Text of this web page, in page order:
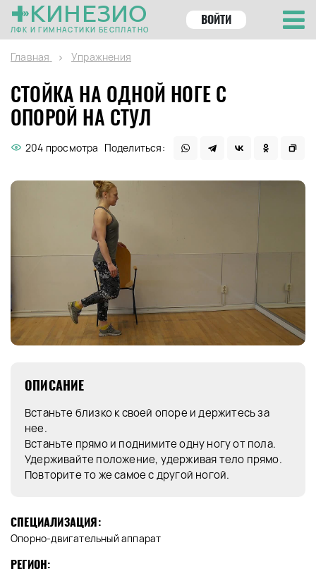
КИНЕЗИО
ЛФК И ГИМНАСТИКИ БЕСПЛАТНО
ВОЙТИ
Главная Упражнения
СТОЙКА НА ОДНОЙ НОГЕ С
ОПОРОЙ НА СТУЛ
204 просмотра Поделиться:
ОПИСАНИЕ
Встаньте близко к своей опоре и держитесь за
нее.
Встаньте прямо и поднимите одну ногу от пола.
Удерживайте положение, удерживая тело прямо.
Повторите то же самое с другой ногой.
СПЕЦИАЛИЗАЦИЯ:
Опорно-двигательный аппарат
РЕГИОН: